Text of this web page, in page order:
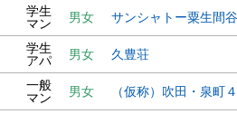
学生
マン
男女 サンシャトー粟生間谷
学生
アパ
男女 久豊荘
一般
マン
男女 （仮称）吹田・泉町